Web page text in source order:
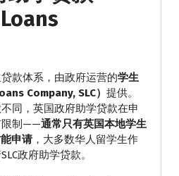
款体系，由政府运营的学生
Company, SLC） 提供。
同，英国政府助学贷款在申
限制——通常只有英国本地学生
申请 ，大多数华人留学生作
政府助学贷款。